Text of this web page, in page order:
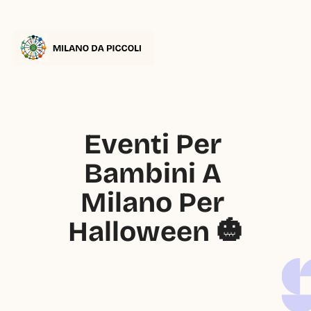
Eventi Per
Bambini A
Milano Per
Halloween 🎃